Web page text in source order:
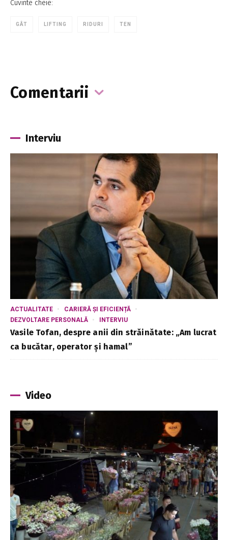
Cuvinte cheie:
GÂT LIFTING RIDURI TEN
Comentarii
Interviu
ACTUALITATE
CARIERĂ ȘI EFICIENȚĂ
DEZVOLTARE PERSONALĂ
INTERVIU
Vasile Tofan, despre anii din străinătate: „Am lucrat
ca bucătar, operator și hamal”
Video